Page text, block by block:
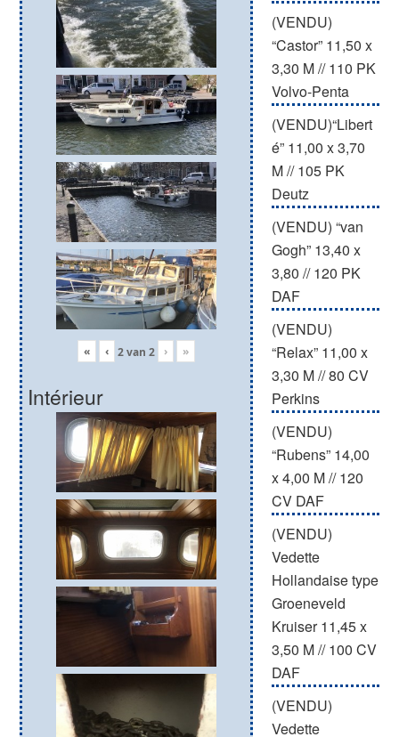
« ‹ 2van2 › »
Intérieur
(VENDU)
“Castor” 11,50 x
3,30 M // 110 PK
Volvo-Penta
(VENDU)“Libert
é” 11,00 x 3,70
M // 105 PK
Deutz
(VENDU) “van
Gogh” 13,40 x
3,80 // 120 PK
DAF
(VENDU)
“Relax” 11,00 x
3,30 M // 80 CV
Perkins
(VENDU)
“Rubens” 14,00
x 4,00 M // 120
CV DAF
(VENDU)
Vedette
Hollandaise type
Groeneveld
Kruiser 11,45 x
3,50 M // 100 CV
DAF
(VENDU)
Vedette